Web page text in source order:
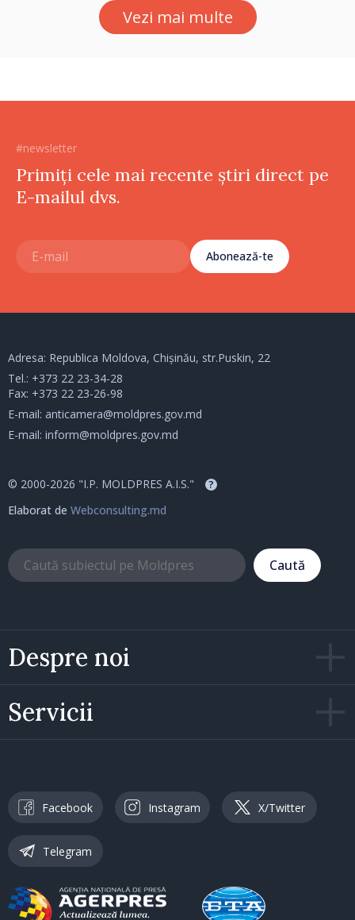
Vezi mai multe
#newsletter
Primiți cele mai recente știri direct pe
E-mailul dvs.
Abonează-te
Despre noi
Servicii
Adresa: Republica Moldova, Chișinău, str.Puskin, 22
Tel.: +373 22 23-34-28
Fax: +373 22 23-26-98
E-mail: anticamera@moldpres.gov.md
E-mail: inform@moldpres.gov.md
© 2000-2026 "I.P. MOLDPRES A.I.S." ?
Elaborat de Webconsulting.md
Caută
Facebook Instagram X/Twitter
Telegram